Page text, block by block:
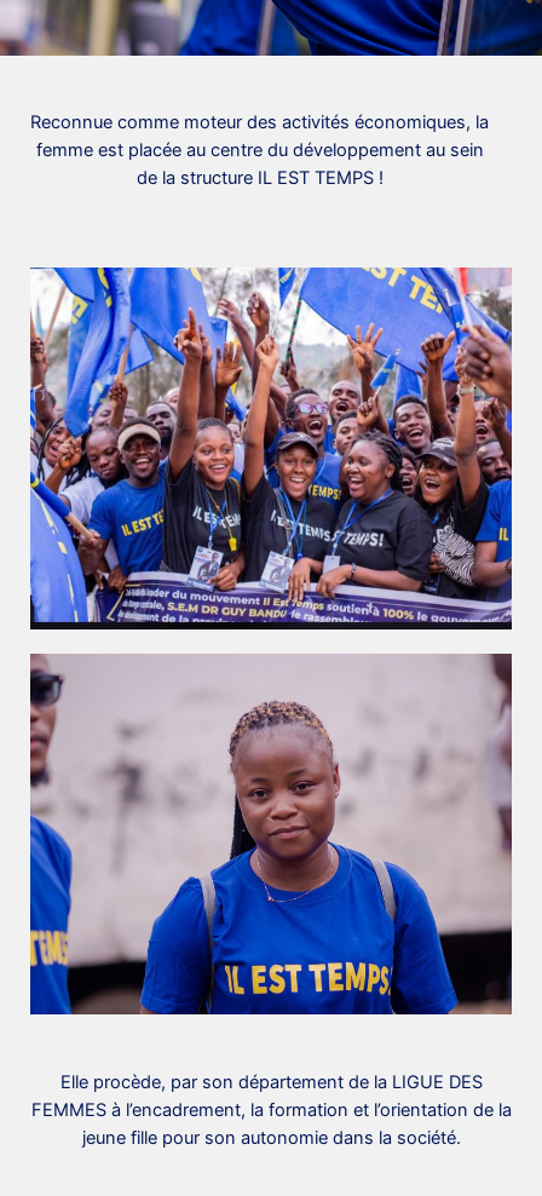
Reconnue comme moteur des activités économiques, la
femme est placée au centre du développement au sein
de la structure IL EST TEMPS !
Elle procède, par son département de la LIGUE DES
FEMMES à l’encadrement, la formation et l’orientation de la
jeune fille pour son autonomie dans la société.